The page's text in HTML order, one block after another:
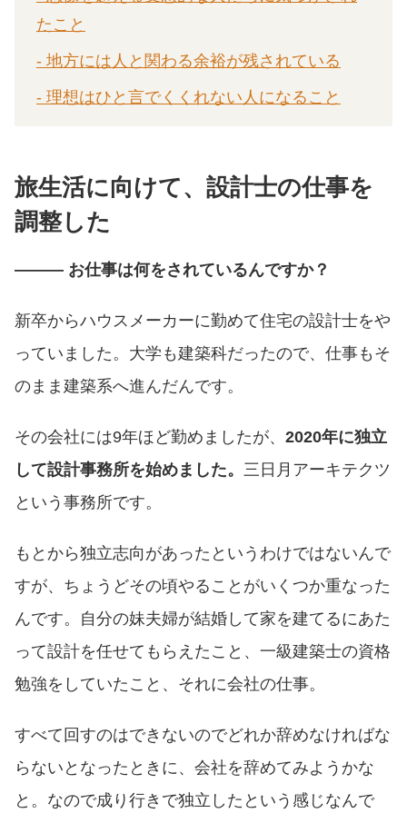
たこと
- 地方には人と関わる余裕が残されている
- 理想はひと言でくくれない人になること
旅生活に向けて、設計士の仕事を
調整した
――― お仕事は何をされているんですか？
新卒からハウスメーカーに勤めて住宅の設計士をや
っていました。大学も建築科だったので、仕事もそ
のまま建築系へ進んだんです。
その会社には9年ほど勤めましたが、 2020年に独立
して設計事務所を始めました。 三日月アーキテクツ
という事務所です。
もとから独立志向があったというわけではないんで
すが、ちょうどその頃やることがいくつか重なった
んです。自分の妹夫婦が結婚して家を建てるにあた
って設計を任せてもらえたこと、一級建築士の資格
勉強をしていたこと、それに会社の仕事。
すべて回すのはできないのでどれか辞めなければな
らないとなったときに、会社を辞めてみようかな
と。なので成り行きで独立したという感じなんで